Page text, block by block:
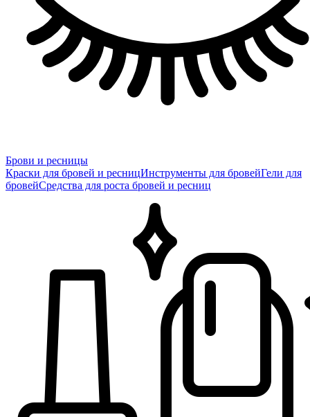
Брови и ресницы
Краски для бровей и ресницИнструменты для бровейГели для
бровейСредства для роста бровей и ресниц